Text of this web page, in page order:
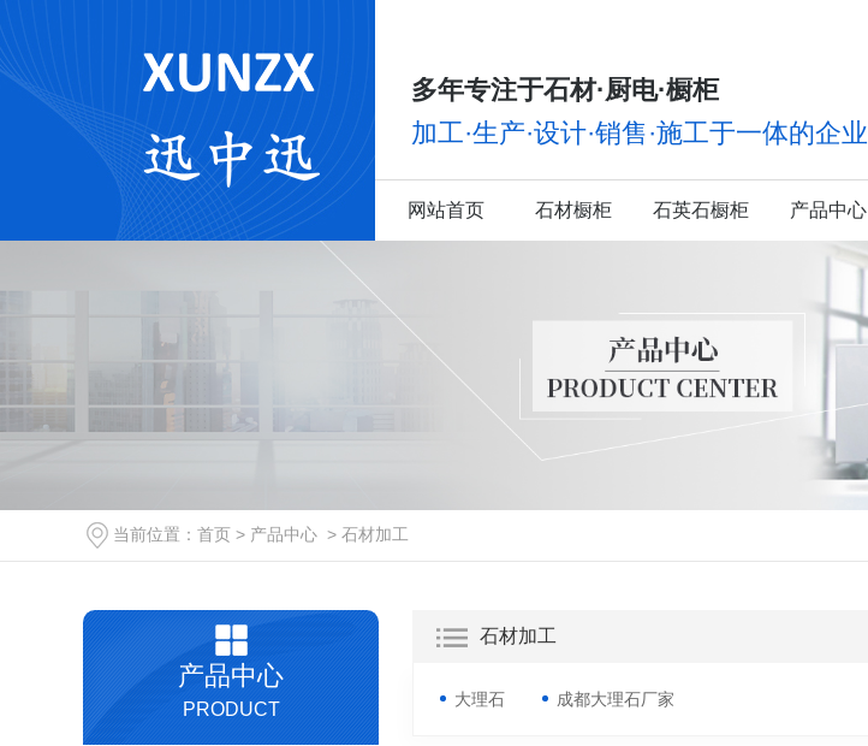
多年专注于石材·厨电·橱柜
加工·生产·设计·销售·施工于一体的企业
网站首页 石材橱柜 石英石橱柜 产品中心
当前位置： 首页 > 产品中心 > 石材加工
产品中心
PRODUCT
石材加工
大理石 成都大理石厂家